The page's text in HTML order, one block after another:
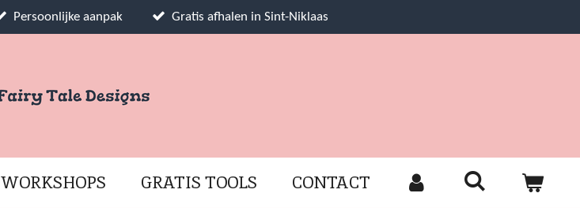
Persoonlijke aanpak Gratis afhalen in Sint-Niklaas
WORKSHOPS GRATIS TOOLS CONTACT